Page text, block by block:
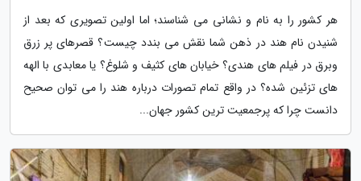
هر کشور را به نام و نشانی می شناسند؛ اما اولین تصویری که بعد از
شنیدن نام هند در ذهن شما نقش می بندد چیست؟ قصرهای پر زرق
وبرق در فیلم های هندی؟ خیابان های کثیف و شلوغ؟ یا معابدی با الهه
های تزئین شده؟ در واقع تمام تصورات درباره هند را می توان صحیح
دانست چرا که پرجمعیت ترین کشور جهان...